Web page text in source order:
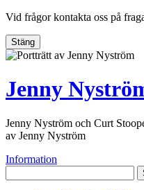
Vid frågor kontakta oss på
Stäng
Jenny
Jenny Nyström och Curt
av Jenny Nyström
Information